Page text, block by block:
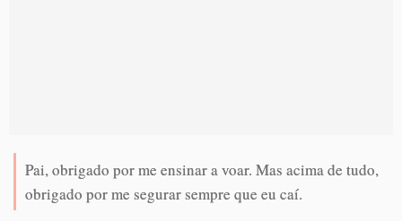
Pai, obrigado por me ensinar a voar. Mas acima de tudo,
obrigado por me segurar sempre que eu caí.